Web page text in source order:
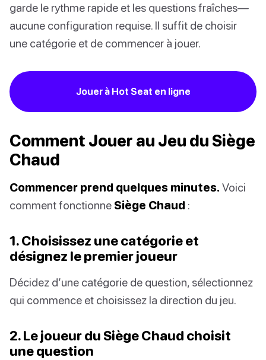
garde le rythme rapide et les questions fraîches—
aucune configuration requise. Il suffit de choisir
une catégorie et de commencer à jouer.
Jouer à Hot Seat en ligne
Comment Jouer au Jeu du Siège
Chaud
Commencer prend quelques minutes. Voici
comment fonctionne Siège Chaud :
1. Choisissez une catégorie et
désignez le premier joueur
Décidez d’une catégorie de question, sélectionnez
qui commence et choisissez la direction du jeu.
2. Le joueur du Siège Chaud choisit
une question